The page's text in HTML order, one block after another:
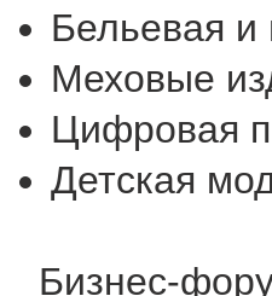
Бельевая
Меховые
Цифровая
Детская
Бизнес-